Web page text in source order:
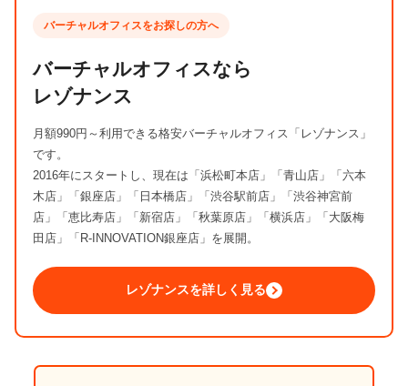
バーチャルオフィスをお探しの方へ
バーチャルオフィスなら
レゾナンス
月額990円～利用できる格安バーチャルオフィス「レゾナンス」
です。
2016年にスタートし、現在は「浜松町本店」「青山店」「六本
木店」「銀座店」「日本橋店」「渋谷駅前店」「渋谷神宮前
店」「恵比寿店」「新宿店」「秋葉原店」「横浜店」「大阪梅
田店」「R-INNOVATION銀座店」を展開。
レゾナンスを詳しく見る